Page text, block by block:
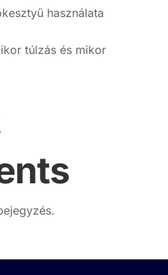
használata
túlzás és mikor